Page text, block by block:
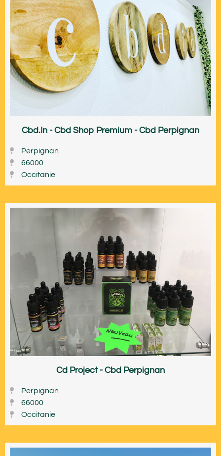
Cbd.In - Cbd Shop Premium - Cbd Perpignan
Perpignan
66000
Occitanie
Cd Project - Cbd Perpignan
Perpignan
66000
Occitanie